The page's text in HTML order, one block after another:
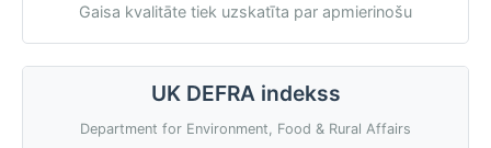
Gaisa kvalitāte tiek uzskatīta par apmierinošu
UK DEFRA indekss
Department for Environment, Food & Rural Affairs